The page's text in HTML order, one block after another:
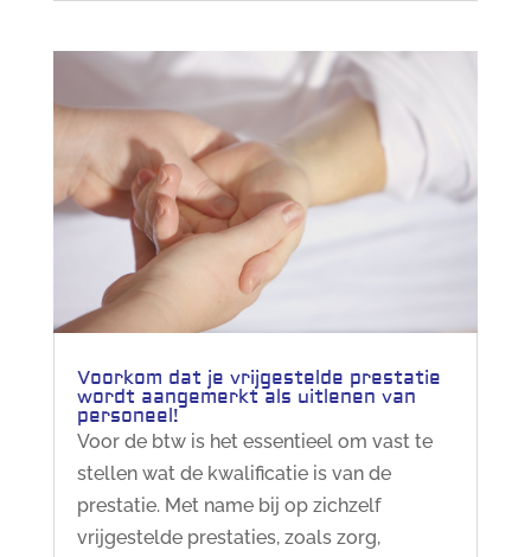
Voorkom dat je vrijgestelde prestatie
wordt aangemerkt als uitlenen van
personeel!
Voor de btw is het essentieel om vast te
stellen wat de kwalificatie is van de
prestatie. Met name bij op zichzelf
vrijgestelde prestaties, zoals zorg,